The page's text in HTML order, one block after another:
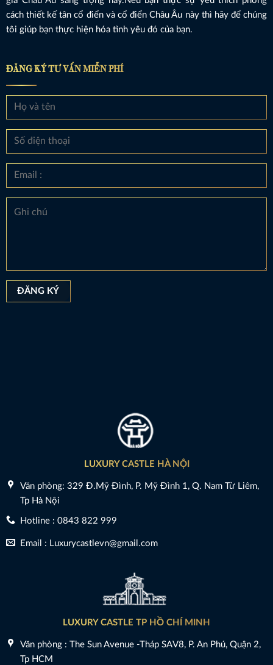
cách thiết kế tân cổ điển và cổ điển Châu Âu này thì hãy để chúng
tôi giúp bạn thực hiện hóa tình yêu đó của bạn.
ĐĂNG KÝ TƯ VẤN MIỄN PHÍ
LUXURY CASTLE HÀ NỘI
Văn phòng: 329 Đ.Mỹ Đình, P. Mỹ Đình 1, Q. Nam Từ Liêm,
Tp Hà Nội
Hotline : 0843 822 999
Email : Luxurycastlevn@gmail.com
LUXURY CASTLE TP HỒ CHÍ MINH
Văn phòng : The Sun Avenue -Tháp SAV8, P. An Phú, Quận 2,
Tp HCM